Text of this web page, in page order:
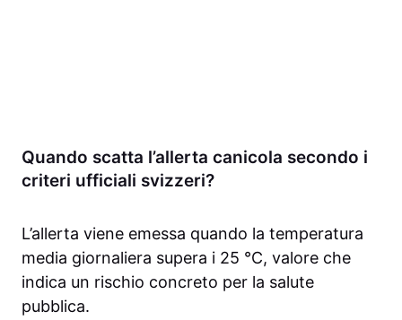
Quando scatta l’allerta canicola secondo i
criteri ufficiali svizzeri?
L’allerta viene emessa quando la temperatura
media giornaliera supera i 25 °C, valore che
indica un rischio concreto per la salute
pubblica.